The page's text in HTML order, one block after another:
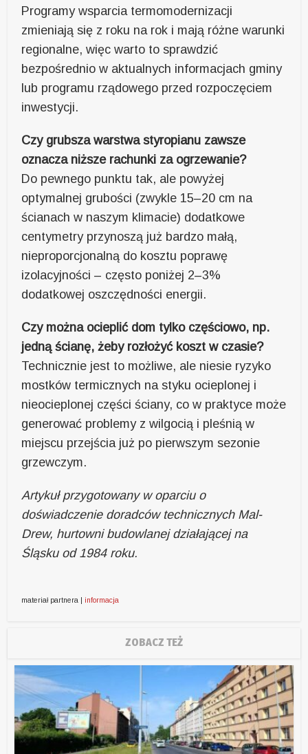
Programy wsparcia termomodernizacji
zmieniają się z roku na rok i mają różne warunki
regionalne, więc warto to sprawdzić
bezpośrednio w aktualnych informacjach gminy
lub programu rządowego przed rozpoczęciem
inwestycji.
Czy grubsza warstwa styropianu zawsze
oznacza niższe rachunki za ogrzewanie?
Do pewnego punktu tak, ale powyżej
optymalnej grubości (zwykle 15–20 cm na
ścianach w naszym klimacie) dodatkowe
centymetry przynoszą już bardzo małą,
nieproporcjonalną do kosztu poprawę
izolacyjności – często poniżej 2–3%
dodatkowej oszczędności energii.
Czy można ocieplić dom tylko częściowo, np.
jedną ścianę, żeby rozłożyć koszt w czasie?
Technicznie jest to możliwe, ale niesie ryzyko
mostków termicznych na styku ocieplonej i
nieocieplonej części ściany, co w praktyce może
generować problemy z wilgocią i pleśnią w
miejscu przejścia już po pierwszym sezonie
grzewczym.
Artykuł przygotowany w oparciu o
doświadczenie doradców technicznych Mal-
Drew, hurtowni budowlanej działającej na
Śląsku od 1984 roku.
materiał partnera | informacja
ZOBACZ TEŻ